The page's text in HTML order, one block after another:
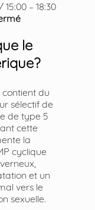
– 18:30
le
contient du
sélectif de
de type 5
cette
la
cyclique
et un
vers le
sexuelle.